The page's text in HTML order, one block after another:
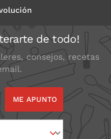
de todo!
consejos, recetas